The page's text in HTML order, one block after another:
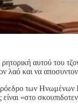
ρητορική αυτού του
λαό και να
των Ηνωμένων
«στο